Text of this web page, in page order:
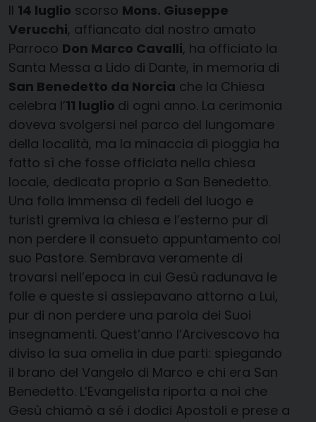
Il 14 luglio scorso Mons. Giuseppe
Verucchi, affiancato dal nostro amato
Parroco Don Marco Cavalli, ha officiato la
Santa Messa a Lido di Dante, in memoria di
San Benedetto da Norcia che la Chiesa
celebra l’11 luglio di ogni anno. La cerimonia
doveva svolgersi nel parco del lungomare
della località, ma la minaccia di pioggia ha
fatto sì che fosse officiata nella chiesa
locale, dedicata proprio a San Benedetto.
Una folla immensa di fedeli del luogo e
turisti gremiva la chiesa e l’esterno pur di
non perdere il consueto appuntamento col
suo Pastore. Sembrava veramente di
trovarsi nell’epoca in cui Gesù radunava le
folle e queste si assiepavano attorno a Lui,
pur di non perdere una parola dei Suoi
insegnamenti. Quest’anno l’Arcivescovo ha
diviso la sua omelia in due parti: spiegando
il brano del Vangelo di Marco e chi era San
Benedetto. L’Evangelista riporta a noi che
Gesù chiamò a sé i dodici Apostoli e prese a